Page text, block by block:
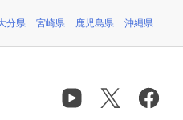
分県 宮崎県 鹿児島県 沖縄県